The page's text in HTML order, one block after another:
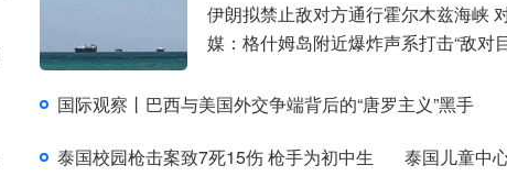
伊朗拟禁止敌对方通行霍尔木兹海峡
媒：格什姆岛附近爆炸声系打击“敌对
国际观察丨巴西与美国外交争端背后的“唐罗主义”黑手
泰国校园枪击案致7死15伤 枪手为初中生
泰国儿童中